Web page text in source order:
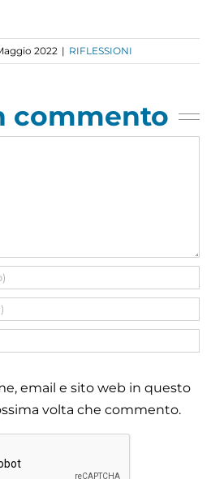
2022 | RIFLESSIONI
commento
email e sito web in questo
volta che commento.